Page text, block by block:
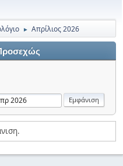
► Απρίλιος 2026